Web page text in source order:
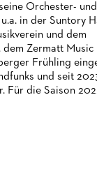
Orchester- und
in der Suntory
und dem
dem Zermatt Music
Frühling
und seit
Für die Saison